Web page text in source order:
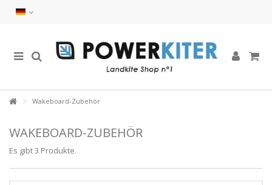
Wakeboard-Zubehör
WAKEBOARD-ZUBEHÖR
Es gibt 3 Produkte.